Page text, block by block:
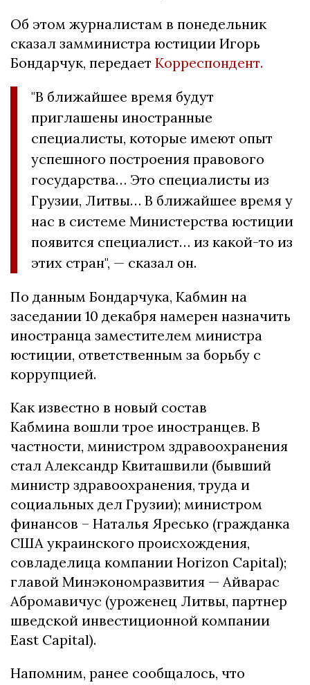
Об этом журналистам в понедельник
сказал замминистра юстиции Игорь
Бондарчук, передает Корреспондент.
"В ближайшее время будут
приглашены иностранные
специалисты, которые имеют опыт
успешного построения правового
государства… Это специалисты из
Грузии, Литвы… В ближайшее время у
нас в системе Министерства юстиции
появится специалист… из какой-то из
этих стран", — сказал он.
По данным Бондарчука, Кабмин на
заседании 10 декабря намерен назначить
иностранца заместителем министра
юстиции, ответственным за борьбу с
коррупцией.
Как известно в новый состав
Кабмина вошли трое иностранцев. В
частности, министром здравоохранения
стал Александр Квиташвили (бывший
министр здравоохранения, труда и
социальных дел Грузии); министром
финансов – Наталья Яресько (гражданка
США украинского происхождения,
совладелица компании Horizon Capital);
главой Минэкономразвития — Айварас
Абромавичус (уроженец Литвы, партнер
шведской инвестиционной компании
East Capital).
Напомним, ранее сообщалось, что